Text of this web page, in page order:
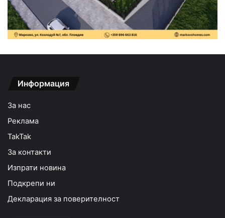
Информация
За нас
Реклама
TakTak
За контакти
Изпрати новина
Подкрепи ни
Декларация за поверителност